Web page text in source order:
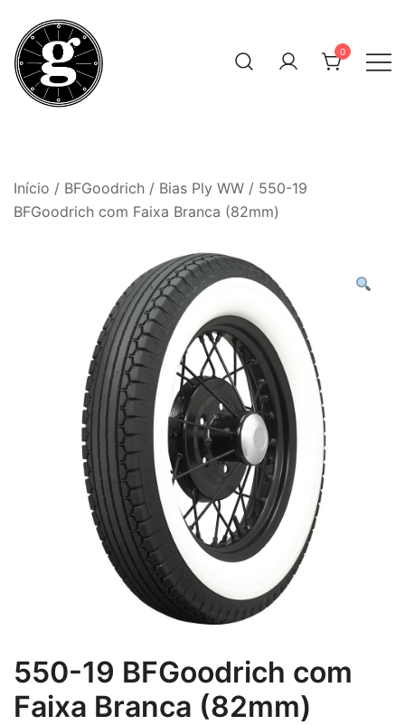
content
0
Início / BFGoodrich / Bias Ply WW / 550-19
BFGoodrich com Faixa Branca (82mm)
550-19 BFGoodrich com
Faixa Branca (82mm)